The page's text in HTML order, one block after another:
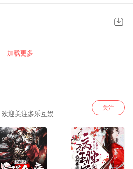
加载更多
迎关注多乐互娱
关注